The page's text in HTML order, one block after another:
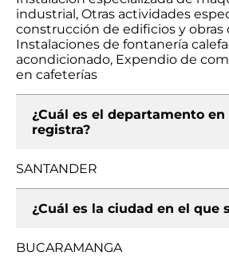
industrial, Otras actividades
construcción de edificios y obras
Instalaciones de fontanería
acondicionado, Expendio de
en cafeterías
¿Cuál es el departamento en
registra?
SANTANDER
¿Cuál es la ciudad en el que
BUCARAMANGA